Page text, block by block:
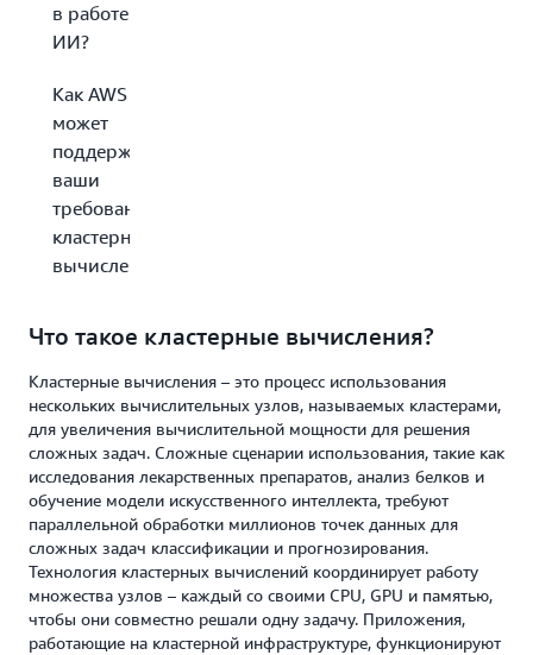
в работе
ИИ?
Как AWS
может
поддержать
ваши
требования к
кластерным
вычислениям?
Что такое кластерные вычисления?
Кластерные вычисления – это процесс использования
нескольких вычислительных узлов, называемых кластерами,
для увеличения вычислительной мощности для решения
сложных задач. Сложные сценарии использования, такие как
исследования лекарственных препаратов, анализ белков и
обучение модели искусственного интеллекта, требуют
параллельной обработки миллионов точек данных для
сложных задач классификации и прогнозирования.
Технология кластерных вычислений координирует работу
множества узлов – каждый со своими CPU, GPU и памятью,
чтобы они совместно решали одну задачу. Приложения,
работающие на кластерной инфраструктуре, функционируют